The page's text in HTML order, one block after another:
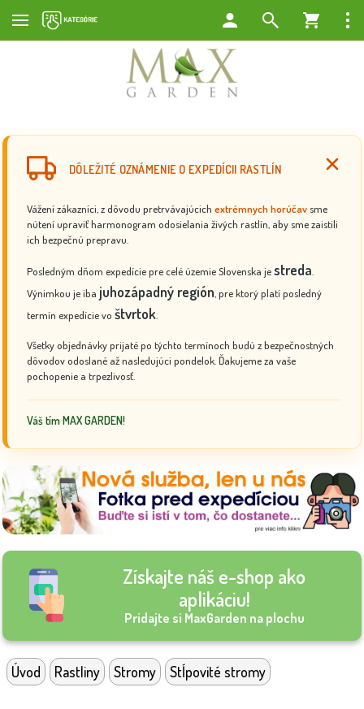
DÔLEŽITÉ OZNÁMENIE O EXPEDÍCII RASTLÍN
Vážení zákazníci, z dôvodu pretrvávajúcich extrémnych horúčav sme
nútení upraviť harmonogram odosielania živých rastlín, aby sme zaistili
ich bezpečnú prepravu.
Posledným dňom expedície pre celé územie Slovenska jestreda
Výnimkou je iba juhozápadný región , pre ktorý platí posledný
termín expedície vo štvrtok
Všetky objednávky prijaté po týchto termínoch budú z bezpečnostných
dôvodov odoslané až nasledujúci pondelok. Ďakujeme za vaše
pochopenie a trpezlivosť.
Váš tím MAX GARDEN!
Získajte náš e-shop ako
aplikáciu!
Pridajte si MaxGarden na plochu
Úvod Rastliny Stromy Stĺpovité stromy